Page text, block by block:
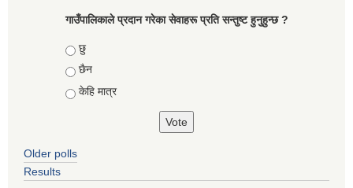
गाउँपालिकाले प्रदान गरेका सेवाहरू प्रति सन्तुष्ट हुनुहुन्छ ?
Choices
छु
छैन
केहि मात्र
Older polls
Results